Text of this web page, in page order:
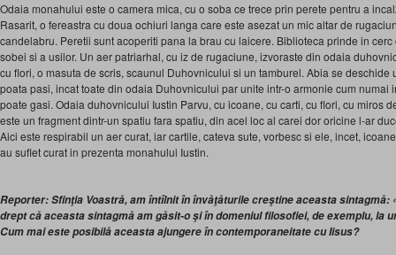
Odaia monahului este o camera mica, cu o soba ce trece prin perete pentru a
Rasarit, o fereastra cu doua ochiuri langa care este asezat un mic altar de
candelabru. Peretii sunt acoperiti pana la brau cu laicere. Biblioteca prinde in
sobei si a usilor. Un aer patriarhal, cu iz de rugaciune, izvoraste din odaia
cu flori, o masuta de scris, scaunul Duhovnicului si un tamburel. Abia se deschide
poata pasi, incat toate din odaia Duhovnicului par unite intr-o armonie cum
poate gasi. Odaia duhovnicului Iustin Parvu, cu icoane, cu carti, cu flori, cu miros
este un fragment dintr-un spatiu fara spatiu, din acel loc al carei dor oricine l-ar
Aici este respirabil un aer curat, iar cartile, cateva sute, vorbesc si ele, incet,
au suflet curat in prezenta monahului Iustin.
Reporter: Sfinţia Voastră, am întîlnit în învăţăturile creştine aceasta sintagmă:
drept că aceasta sintagmă am găsit-o şi în domeniul filosofiei, de exemplu, la
Cum mai este posibilă aceasta ajungere în contemporaneitate cu Iisus?